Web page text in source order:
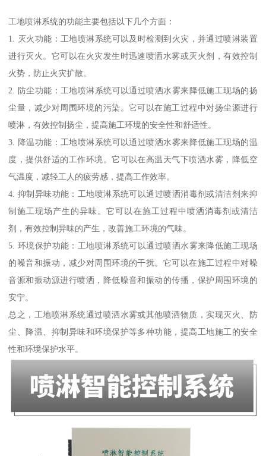
工地喷淋系统的功能主要包括以下几个方面：
1. 灭火功能：工地喷淋系统可以及时检测到火灾，并通过喷淋装置
进行灭火。它可以在火灾发生时迅速喷洒水雾或灭火剂，有效控制
火势，防止火灾扩散。
2. 防尘功能：工地喷淋系统可以通过喷洒水雾来降低施工现场的扬
尘量，减少对周围环境的污染。它可以在施工过程中对扬尘源进行
喷淋，有效控制扬尘，提高施工环境的安全性和舒适性。
3. 降温功能：工地喷淋系统可以通过喷洒水雾来降低施工现场的温
度，提供舒适的工作环境。它可以在高温天气下喷洒水雾，降低空
气温度，减轻工人的疲劳感，提高工作效率。
4. 抑制异味功能：工地喷淋系统可以通过喷洒消毒剂或清洁剂来抑
制施工现场产生的异味。它可以在施工过程中喷洒消毒剂或清洁
剂，有效控制异味的产生，改善施工环境的气味。
5. 环境保护功能：工地喷淋系统可以通过喷洒水雾来降低施工现场
的噪音和振动，减少对周围环境的干扰。它可以在施工过程中对噪
音源和振动源进行喷洒，降低噪音和振动的传播，保护周围环境的
安宁。
总之，工地喷淋系统通过喷洒水雾或其他喷洒物质，实现灭火、防
尘、降温、抑制异味和环境保护等多种功能，提高工地施工的安全
性和环境保护水平。